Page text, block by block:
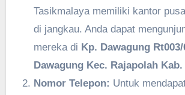
Tasikmalaya memiliki kantor
di jangkau. Anda dapat
mereka di Kp. Dawagung Rt003/
Dawagung Kec. Rajapolah
Nomor Telepon: Untuk